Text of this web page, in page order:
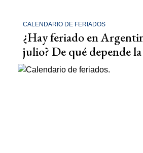
CALENDARIO DE FERIADOS
¿Hay feriado en
julio? De qué depende